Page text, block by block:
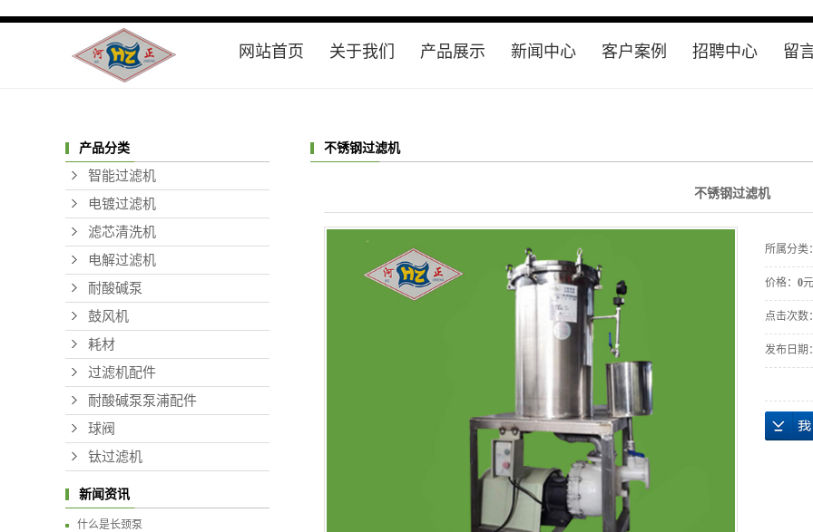
网站首页 关于我们
联系我们
产品展示
电解过滤机
鼓风机
浦配件
钛过滤机
新闻中心 客户案例 招聘中心 留
产品分类
智能过滤机
电镀过滤机
滤芯清洗机
电解过滤机
耐酸碱泵
鼓风机
耗材
过滤机配件
耐酸碱泵泵浦配件
球阀
钛过滤机
新闻资讯
什么是长颈泵
不锈钢过滤机
不锈钢过滤机
所属分类：
价格： 0元
点击次数：
发布日期：